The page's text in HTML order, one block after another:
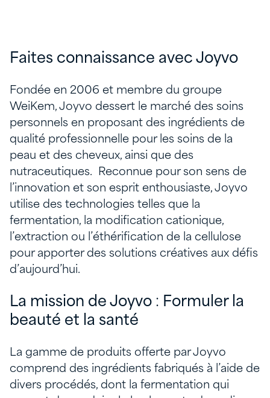
Faites connaissance avec Joyvo
Fondée en 2006 et membre du groupe
WeiKem, Joyvo dessert le marché des soins
personnels en proposant des ingrédients de
qualité professionnelle pour les soins de la
peau et des cheveux, ainsi que des
nutraceutiques. Reconnue pour son sens de
l’innovation et son esprit enthousiaste, Joyvo
utilise des technologies telles que la
fermentation, la modification cationique,
l’extraction ou l’éthérification de la cellulose
pour apporter des solutions créatives aux défis
d’aujourd’hui.
La mission de Joyvo : Formuler la
beauté et la santé
La gamme de produits offerte par Joyvo
comprend des ingrédients fabriqués à l’aide de
divers procédés, dont la fermentation qui